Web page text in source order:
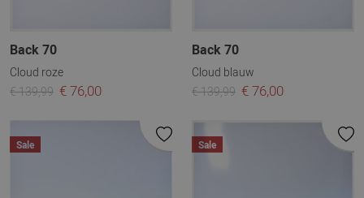
Back 70
Cloud roze
€ 139,99 € 76,00
Back 70
Cloud blauw
€ 139,99 € 76,00
Sale Sale